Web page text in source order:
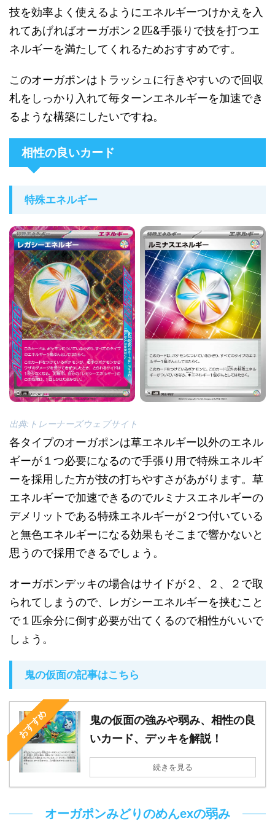
技を効率よく使えるようにエネルギーつけかえを入
れてあげればオーガポン２匹&手張りで技を打つエ
ネルギーを満たしてくれるためおすすめです。
このオーガポンはトラッシュに行きやすいので回収
札をしっかり入れて毎ターンエネルギーを加速でき
るような構築にしたいですね。
相性の良いカード
特殊エネルギー
出典:トレーナーズウェブサイト
各タイプのオーガポンは草エネルギー以外のエネル
ギーが１つ必要になるので手張り用で特殊エネルギ
ーを採用した方が技の打ちやすさがあがります。草
エネルギーで加速できるのでルミナスエネルギーの
デメリットである特殊エネルギーが２つ付いている
と無色エネルギーになる効果もそこまで響かないと
思うので採用できるでしょう。
オーガポンデッキの場合はサイドが２、２、２で取
られてしまうので、レガシーエネルギーを挟むこと
で１匹余分に倒す必要が出てくるので相性がいいで
しょう。
鬼の仮面の記事はこちら
おすすめ
鬼の仮面の強みや弱み、相性の良
いカード、デッキを解説！
続きを見る
オーガポンみどりのめんexの弱み